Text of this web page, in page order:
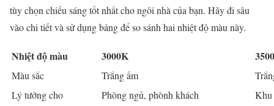
tùy chọn chiếu sáng tốt nhất cho ngôi nhà của bạn. Hãy đi sâu
vào chi tiết và sử dụng bảng để so sánh hai nhiệt độ màu này.
Nhiệt độ màu 3000K
Màu sắc Trắng ấm
Lý tưởng cho
Phòng ngủ, phònh khách
Khu